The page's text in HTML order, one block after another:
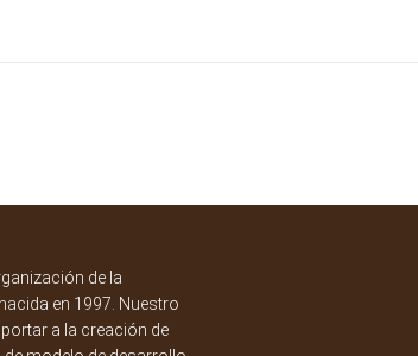
de la
en 1997. Nuestro
a la creación de